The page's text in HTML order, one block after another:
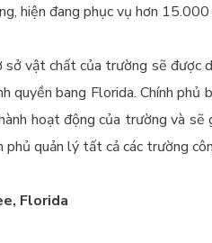
hiện đang phục vụ hơn 15.000
sở vật chất của trường sẽ được
quyền bang Florida.Chính phủ
hoạt động của trường và
phủ quản lý tất cả các trường
Florida